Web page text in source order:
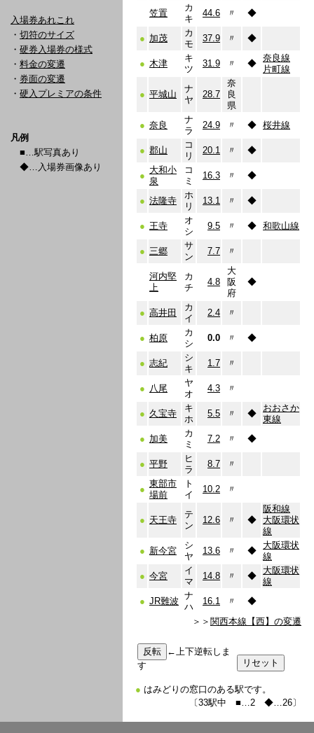
入場券あれこれ
・ 切符のサイズ
・ 硬券入場券の様式
・ 料金の変遷
・ 券面の変遷
・ 硬入プレミアの条件
凡例
■…駅写真あり
◆…入場券画像あり
笠置
カ
キ
44.6 〃 ◆
● 加茂
カ
モ
37.9 〃 ◆
● 木津
キ
ツ
31.9 〃 ◆
奈良線
片町線
● 平城山
ナ
ヤ
28.7
奈
良
県
● 奈良
ナ
ラ
24.9 〃 ◆ 桜井線
● 郡山
コ
リ
20.1 〃 ◆
●
大和小
泉
コ
ミ
16.3 〃 ◆
● 法隆寺
ホ
リ
13.1 〃 ◆
● 王寺
オ
シ
9.5 〃 ◆ 和歌山線
● 三郷
サ
ン
7.7 〃
河内堅
上
カ
チ
4.8
大
阪
府
◆
● 高井田
カ
イ
2.4 〃
● 柏原
カ
シ
0.0 〃 ◆
● 志紀
シ
キ
1.7 〃
● 八尾
ヤ
オ
4.3 〃
● 久宝寺
キ
ホ
5.5 〃 ◆
おおさか
東線
● 加美
カ
ミ
7.2 〃 ◆
● 平野
ヒ
ラ
8.7 〃
●
東部市
場前
ト
イ
10.2 〃
● 天王寺
テ
ン
12.6 〃 ◆
阪和線
大阪環状
線
● 新今宮
シ
ヤ
13.6 〃 ◆
大阪環状
線
● 今宮
イ
マ
14.8 〃 ◆
大阪環状
線
● JR難波
ナ
ハ
16.1 〃
◆
＞＞ 関西本線【西】の変遷
←上下逆転しま
す
● はみどりの窓口のある駅です。
〔33駅中 ■…2 ◆…26〕